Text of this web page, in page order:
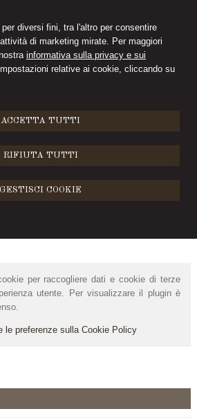
diversi fini, tra l'altro per consentire
di marketing mirate. Per maggiori
informativa sulla privacy e sui
relative ai cookie, cliccando su
ACCETTA TUTTI
RIFIUTA TUTTI
GESTISCI COOKIE
per raccogliere dati e cookie di terze
utente. Per visualizzare il plugin è
le preferenze sulla Cookie Policy